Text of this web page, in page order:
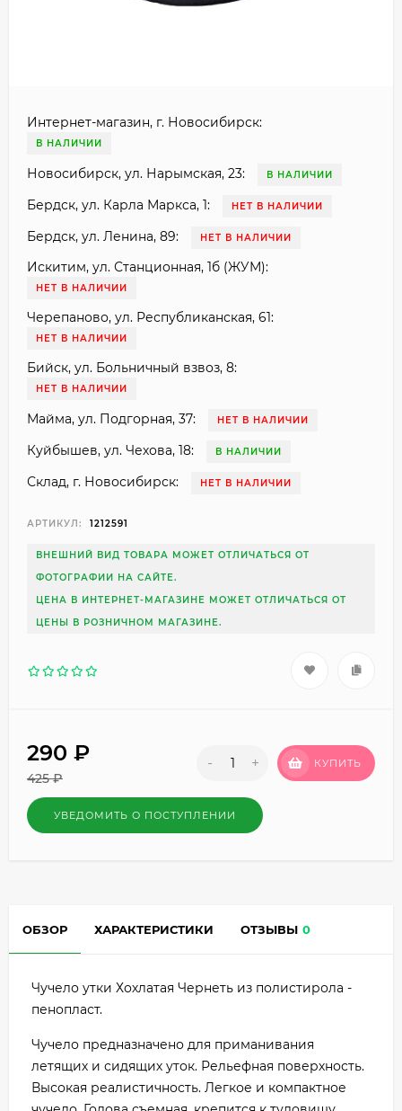
Интернет-магазин, г. Новосибирск:
В НАЛИЧИИ
Новосибирск, ул. Нарымская, 23: В НАЛИЧИИ
Бердск, ул. Карла Маркса, 1: НЕТ В НАЛИЧИИ
Бердск, ул. Ленина, 89: НЕТ В НАЛИЧИИ
Искитим, ул. Станционная, 1б (ЖУМ):
НЕТ В НАЛИЧИИ
Черепаново, ул. Республиканская, 61:
НЕТ В НАЛИЧИИ
Бийск, ул. Больничный взвоз, 8:
НЕТ В НАЛИЧИИ
Майма, ул. Подгорная, 37: НЕТ В НАЛИЧИИ
Куйбышев, ул. Чехова, 18: В НАЛИЧИИ
Склад, г. Новосибирск: НЕТ В НАЛИЧИИ
АРТИКУЛ: 1212591
ВНЕШНИЙ ВИД ТОВАРА МОЖЕТ ОТЛИЧАТЬСЯ ОТ
ФОТОГРАФИИ НА САЙТЕ.
ЦЕНА В ИНТЕРНЕТ-МАГАЗИНЕ МОЖЕТ ОТЛИЧАТЬСЯ ОТ
ЦЕНЫ В РОЗНИЧНОМ МАГАЗИНЕ.
290 ₽
425₽
- + КУПИТЬ
УВЕДОМИТЬ О ПОСТУПЛЕНИИ
ОБЗОР ХАРАКТЕРИСТИКИ ОТЗЫВЫ 0
Чучело утки Хохлатая Чернеть из полистирола -
пенопласт.
Чучело предназначено для приманивания
летящих и сидящих уток. Рельефная поверхность.
Высокая реалистичность. Легкое и компактное